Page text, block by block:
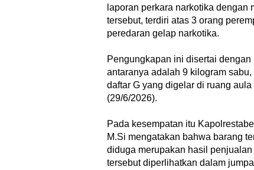
laporan perkara narkotika
tersebut, terdiri atas 3 orang
peredaran gelap narkotika.
Pengungkapan ini disertai
antaranya adalah 9 kilogram
daftar G yang digelar di ruang
(29/6/2026).
Pada kesempatan itu
M.Si mengatakan bahwa barang
diduga merupakan hasil
tersebut diperlihatkan dalam